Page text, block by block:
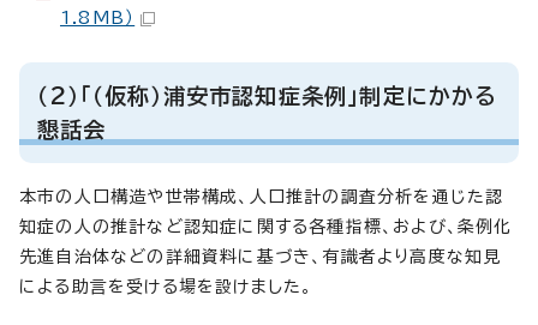
1.8MB）
（2）「（仮称）浦安市認知症条例」制定にかかる
懇話会
本市の人口構造や世帯構成、人口推計の調査分析を通じた認
知症の人の推計など認知症に関する各種指標、および、条例化
先進自治体などの詳細資料に基づき、有識者より高度な知見
による助言を受ける場を設けました。